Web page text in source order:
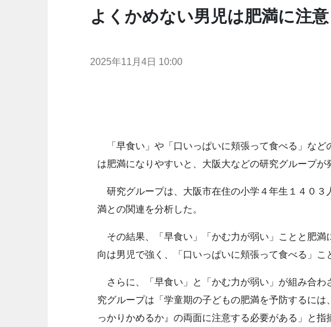
よくかめない男児は肥満に注意
2025年11月4日 10:00
「早食い」や「口いっぱいに頬張って食べる」など
は肥満になりやすいと、大阪大などの研究グループが
研究グループは、大阪市在住の小学４年生１４０３
満との関連を分析した。
その結果、「早食い」「かむ力が弱い」ことと肥満
向は男児で強く、「口いっぱいに頬張って食べる」こ
さらに、「早食い」と「かむ力が弱い」が組み合わ
究グループは「学童期の子どもの肥満を予防するに
っかりかめるか』の両面に注意する必要がある」と